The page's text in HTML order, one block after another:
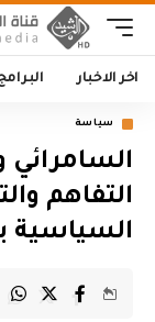
اخر الاخبار
سياسة
السامرائي
التفاهم
السياسية